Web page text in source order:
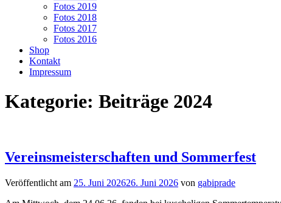
Fotos 2019
Fotos 2018
Fotos 2017
Fotos 2016
Shop
Kontakt
Impressum
Kategorie: Beiträge 2024
Vereinsmeisterschaften und Sommerfest
Veröffentlicht am 25. Juni 202626. Juni 2026 von gabiprade